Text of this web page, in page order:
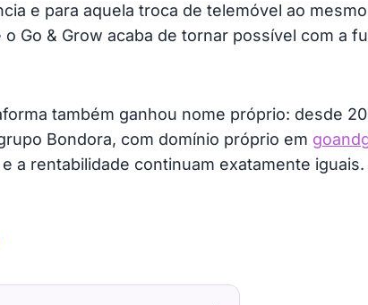
e para aquela troca de telemóvel ao
Go & Grow acaba de tornar possível com a
também ganhou nome próprio: desde
Bondora, com domínio próprio em
a rentabilidade continuam exatamente iguais.